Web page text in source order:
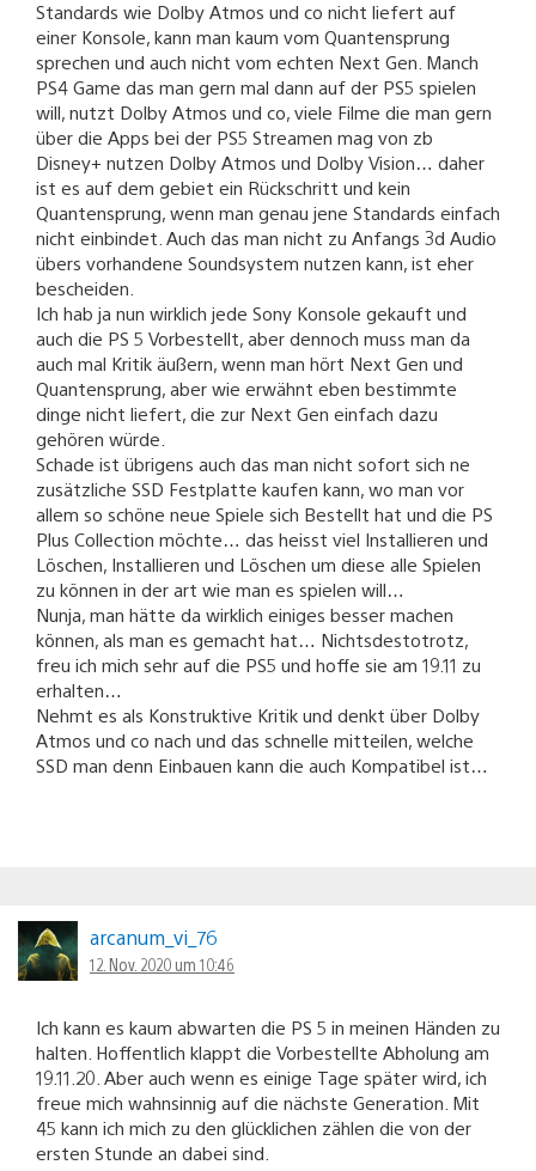
Standards wie Dolby Atmos und co nicht liefert auf
einer Konsole, kann man kaum vom Quantensprung
sprechen und auch nicht vom echten Next Gen. Manch
PS4 Game das man gern mal dann auf der PS5 spielen
will, nutzt Dolby Atmos und co, viele Filme die man gern
über die Apps bei der PS5 Streamen mag von zb
Disney+ nutzen Dolby Atmos und Dolby Vision… daher
ist es auf dem gebiet ein Rückschritt und kein
Quantensprung, wenn man genau jene Standards einfach
nicht einbindet. Auch das man nicht zu Anfangs 3d Audio
übers vorhandene Soundsystem nutzen kann, ist eher
bescheiden.
Ich hab ja nun wirklich jede Sony Konsole gekauft und
auch die PS 5 Vorbestellt, aber dennoch muss man da
auch mal Kritik äußern, wenn man hört Next Gen und
Quantensprung, aber wie erwähnt eben bestimmte
dinge nicht liefert, die zur Next Gen einfach dazu
gehören würde.
Schade ist übrigens auch das man nicht sofort sich ne
zusätzliche SSD Festplatte kaufen kann, wo man vor
allem so schöne neue Spiele sich Bestellt hat und die PS
Plus Collection möchte… das heisst viel Installieren und
Löschen, Installieren und Löschen um diese alle Spielen
zu können in der art wie man es spielen will…
Nunja, man hätte da wirklich einiges besser machen
können, als man es gemacht hat… Nichtsdestotrotz,
freu ich mich sehr auf die PS5 und hoffe sie am 19.11 zu
erhalten…
Nehmt es als Konstruktive Kritik und denkt über Dolby
Atmos und co nach und das schnelle mitteilen, welche
SSD man denn Einbauen kann die auch Kompatibel ist…
arcanum_vi_76
12. Nov. 2020 um 10:46
Ich kann es kaum abwarten die PS 5 in meinen Händen zu
halten. Hoffentlich klappt die Vorbestellte Abholung am
19.11.20. Aber auch wenn es einige Tage später wird, ich
freue mich wahnsinnig auf die nächste Generation. Mit
45 kann ich mich zu den glücklichen zählen die von der
ersten Stunde an dabei sind.